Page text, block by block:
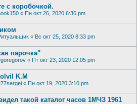
с коробочкой.
« Пн окт 26, 2020 6:36 pm
« Вс окт 25, 2020 8:33 pm
парочка"
« Пт окт 23, 2020 12:05 pm
K.M
« Пн окт 19, 2020 3:10 pm
такой каталог часов 1МЧЗ 1961